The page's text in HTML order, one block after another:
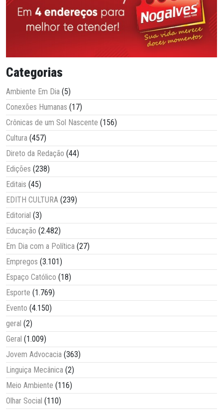
Categorias
Ambiente Em Dia (5)
Conexões Humanas (17)
Crônicas de um Sol Nascente (156)
Cultura (457)
Direto da Redação (44)
Edições (238)
Editais (45)
EDITH CULTURA (239)
Editorial (3)
Educação (2.482)
Em Dia com a Política (27)
Empregos (3.101)
Espaço Católico (18)
Esporte (1.769)
Evento (4.150)
geral (2)
Geral (1.009)
Jovem Advocacia (363)
Linguiça Mecânica (2)
Meio Ambiente (116)
Olhar Social (110)